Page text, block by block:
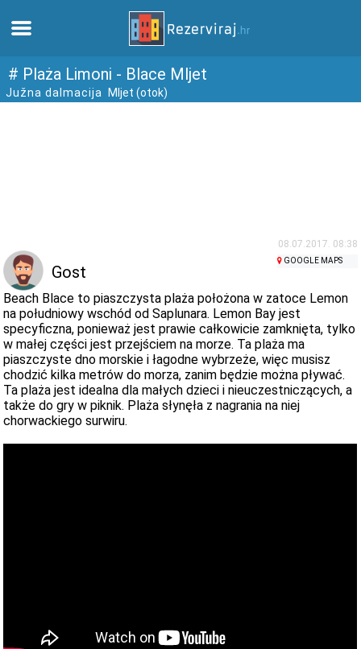
Dom
webcams
Poznaj Chorwację
muzea
# Plaża Limoni - Blace Mljet
Južna dalmacija Mljet (otok)
08.07.2017. 08:38
Gost
GOOGLE MAPS
Beach Blace to piaszczysta plaża położona w zatoce Lemon
na południowy wschód od Saplunara. Lemon Bay jest
specyficzna, ponieważ jest prawie całkowicie zamknięta, tylko
w małej części jest przejściem na morze. Ta plaża ma
piaszczyste dno morskie i łagodne wybrzeże, więc musisz
chodzić kilka metrów do morza, zanim będzie można pływać.
Ta plaża jest idealna dla małych dzieci i nieuczestniczących, a
także do gry w piknik. Plaża słynęła z nagrania na niej
chorwackiego surwiru.